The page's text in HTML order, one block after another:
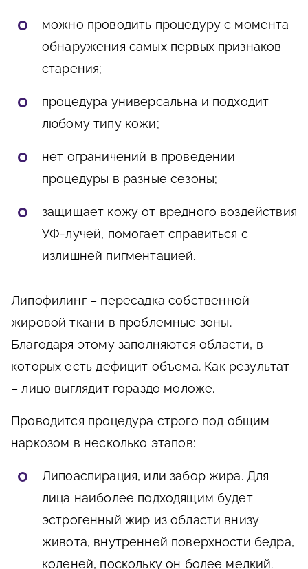
можно проводить процедуру с момента
обнаружения самых первых признаков
старения;
процедура универсальна и подходит
любому типу кожи;
нет ограничений в проведении
процедуры в разные сезоны;
защищает кожу от вредного воздействия
УФ-лучей, помогает справиться с
излишней пигментацией.
Липофилинг – пересадка собственной
жировой ткани в проблемные зоны.
Благодаря этому заполняются области, в
которых есть дефицит объема. Как результат
– лицо выглядит гораздо моложе.
Проводится процедура строго под общим
наркозом в несколько этапов:
Липоаспирация, или забор жира. Для
лица наиболее подходящим будет
эстрогенный жир из области внизу
живота, внутренней поверхности бедра,
коленей, поскольку он более мелкий.